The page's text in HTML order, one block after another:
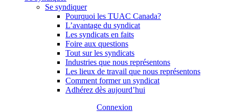
Se syndiquer
Pourquoi les TUAC Canada?
L’avantage du syndicat
Les syndicats en faits
Foire aux questions
Tout sur les syndicats
Industries que nous représentons
Les lieux de travail que nous représentons
Comment former un syndicat
Adhérez dès aujourd’hui
Connexion